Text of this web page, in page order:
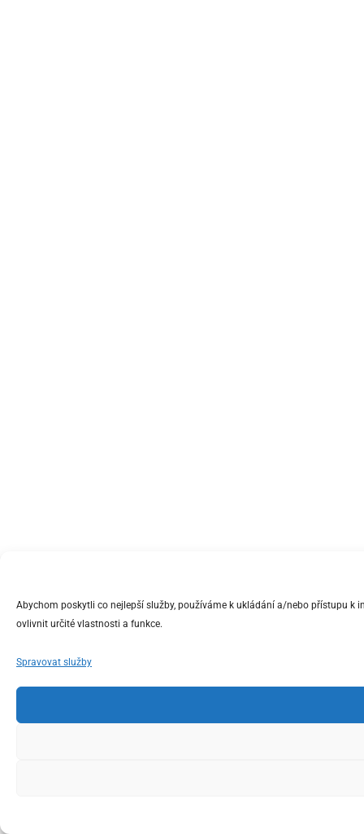
Abychom poskytli co nejlepší služby, používáme k ukládání a/nebo přístupu
ovlivnit určité vlastnosti a funkce.
Spravovat služby